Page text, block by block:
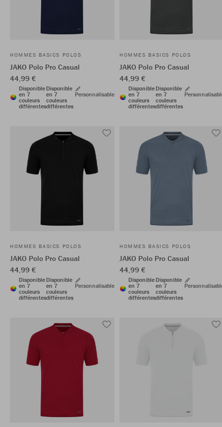
HOMMES BASICS POLOS
JAKO Polo Pro Casual
44,99 €
Disponible
en 7
couleurs
différentes
Disponible
en 7
couleurs
différentes
Personnalisable
HOMMES BASICS POLOS
JAKO Polo Pro Casual
44,99 €
Disponible
en 7
couleurs
différentes
Disponible
en 7
couleurs
différentes
HOMMES BASICS POLOS
JAKO Polo Pro Casual
44,99 €
Disponible
en 7
couleurs
différentes
Disponible
en 7
couleurs
différentes
Personnalisable
HOMMES BASICS POLOS
JAKO Polo Pro Casual
44,99 €
Disponible
en 7
couleurs
différentes
Disponible
en 7
couleurs
différentes